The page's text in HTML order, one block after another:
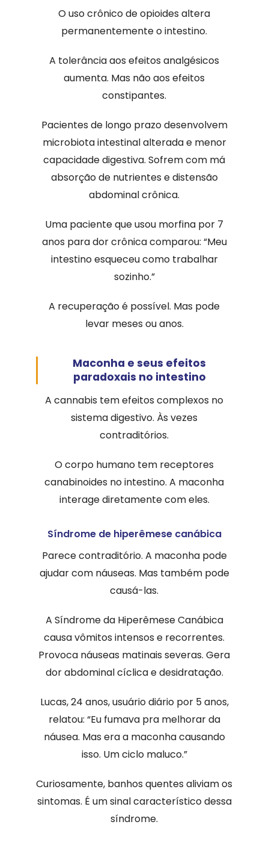
O uso crônico de opioides altera
permanentemente o intestino.
A tolerância aos efeitos analgésicos
aumenta. Mas não aos efeitos
constipantes.
Pacientes de longo prazo desenvolvem
microbiota intestinal alterada e menor
capacidade digestiva. Sofrem com má
absorção de nutrientes e distensão
abdominal crônica.
Uma paciente que usou morfina por 7
anos para dor crônica comparou: “Meu
intestino esqueceu como trabalhar
sozinho.”
A recuperação é possível. Mas pode
levar meses ou anos.
Maconha e seus efeitos
paradoxais no intestino
A cannabis tem efeitos complexos no
sistema digestivo. Às vezes
contraditórios.
O corpo humano tem receptores
canabinoides no intestino. A maconha
interage diretamente com eles.
Síndrome de hiperêmese canábica
Parece contraditório. A maconha pode
ajudar com náuseas. Mas também pode
causá-las.
A Síndrome da Hiperêmese Canábica
causa vômitos intensos e recorrentes.
Provoca náuseas matinais severas. Gera
dor abdominal cíclica e desidratação.
Lucas, 24 anos, usuário diário por 5 anos,
relatou: “Eu fumava pra melhorar da
náusea. Mas era a maconha causando
isso. Um ciclo maluco.”
Curiosamente, banhos quentes aliviam os
sintomas. É um sinal característico dessa
síndrome.